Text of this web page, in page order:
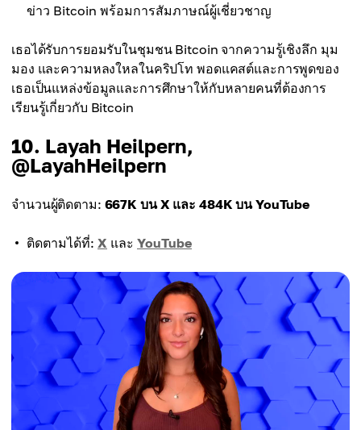
ข่าว Bitcoin พร้อมการสัมภาษณ์ผู้เชี่ยวชาญ
เธอได้รับการยอมรับในชุมชน Bitcoin จากความรู้เชิงลึก มุม
มอง และความหลงใหลในคริปโท พอดแคสต์และการพูดของ
เธอเป็นแหล่งข้อมูลและการศึกษาให้กับหลายคนที่ต้องการ
เรียนรู้เกี่ยวกับ Bitcoin
10. Layah Heilpern,
@LayahHeilpern
จำนวนผู้ติดตาม: 667K บน X และ 484K บน YouTube
ติดตามได้ที่: X และ YouTube